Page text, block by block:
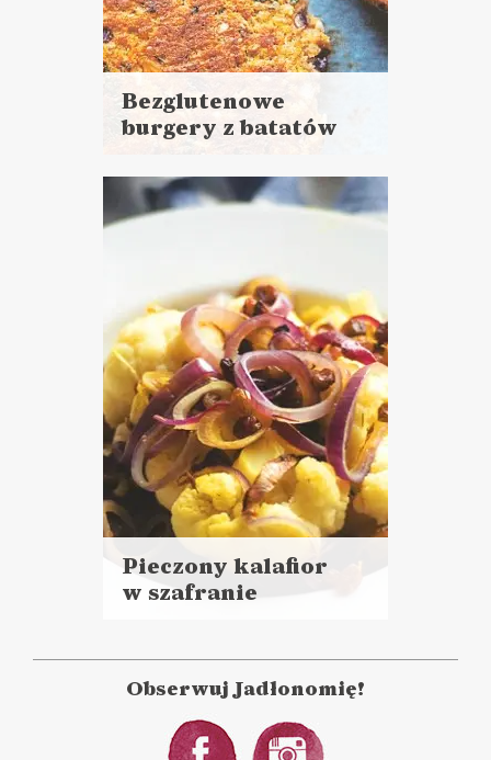
Bezglutenowe
burgery z batatów
więcej
Czas przygotowania: 30 minut
+ 1 godzina pieczenia
DANIA GŁÓWNE
Pieczony kalafior
w szafranie
+ 25 minut pieczenia
DANIA GŁÓWNE
PRZYSTAWKI
Obserwuj Jadłonomię!